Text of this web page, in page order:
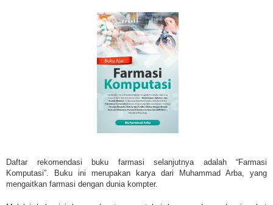
Daftar rekomendasi buku farmasi selanjutnya adalah “Farmasi
Komputasi”. Buku ini merupakan karya dari Muhammad Arba, yang
mengaitkan farmasi dengan dunia kompter.